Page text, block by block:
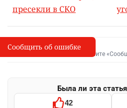
пресекли в СКО
I
Сообщить об опечатке
Выделите фрагмент и нажмите
Была ли эта
42
Сообщить об ошибке